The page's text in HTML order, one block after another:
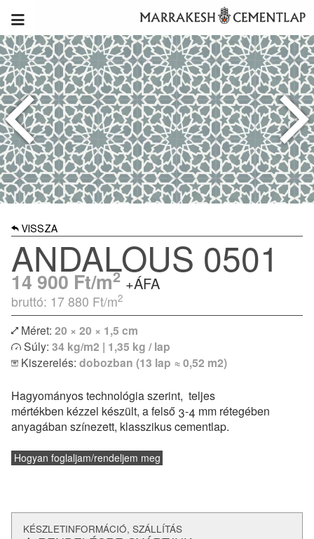
VISSZA
ANDALOUS 0501
14 900 Ft/m2 +ÁFA
bruttó: 17 880 Ft/m2
Méret: 20 × 20 × 1,5 cm
Súly: 34 kg/m2 | 1,35 kg / lap
Kiszerelés: dobozban (13 lap ≈ 0,52 m2)
Hagyományos technológia szerint, teljes
mértékben kézzel készült, a felső 3-4 mm rétegében
anyagában színezett, klasszikus cementlap.
Hogyan foglaljam/rendeljem meg
Egyszínű vagy bordűr lapokkal kombinálva izgalmas
egyedi kombinációk is megvalósíthatóak. Modern lakások
vagy klasszikus polgári otthonok hidegburkolataként
kombinálható, de konyhapultokhoz vagy fürdőszobák
falburkolatként is alkalmazható.
Vásárlás előtt feltétlenül tájékozódj a
lerakásról
KÉSZLETINFORMÁCIÓ, SZÁLLÍTÁS